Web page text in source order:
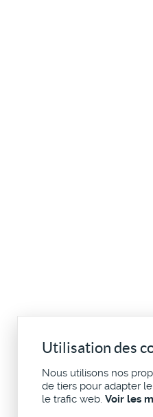
Utilisation des
Nous utilisons nos
de tiers pour adapter
le trafic web. Voir les